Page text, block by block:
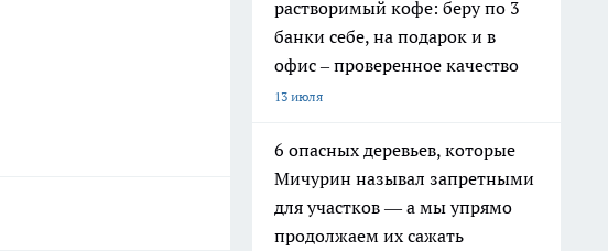
растворимый кофе: беру по 3
банки себе, на подарок и в
офис – проверенное качество
13 июля
6 опасных деревьев, которые
Мичурин называл запретными
для участков — а мы упрямо
продолжаем их сажать